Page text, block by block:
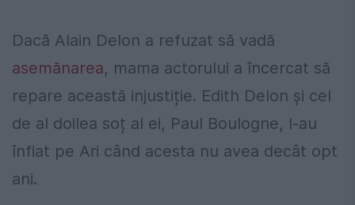
Dacă Alain Delon a refuzat să vadă
asemănarea, mama actorului a încercat să
repare această injustiție. Edith Delon și cel
de al doilea soț al ei, Paul Boulogne, l-au
înfiat pe Ari când acesta nu avea decât opt
ani.